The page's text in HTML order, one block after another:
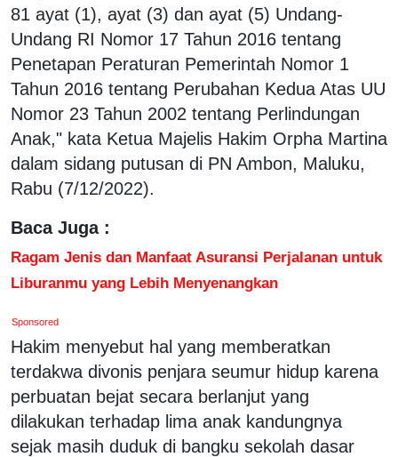
81 ayat (1), ayat (3) dan ayat (5) Undang-
Undang RI Nomor 17 Tahun 2016 tentang
Penetapan Peraturan Pemerintah Nomor 1
Tahun 2016 tentang Perubahan Kedua Atas UU
Nomor 23 Tahun 2002 tentang Perlindungan
Anak," kata Ketua Majelis Hakim Orpha Martina
dalam sidang putusan di PN Ambon, Maluku,
Rabu (7/12/2022).
Baca Juga :
Ragam Jenis dan Manfaat Asuransi Perjalanan untuk
Liburanmu yang Lebih Menyenangkan
Sponsored
Hakim menyebut hal yang memberatkan
terdakwa divonis penjara seumur hidup karena
perbuatan bejat secara berlanjut yang
dilakukan terhadap lima anak kandungnya
sejak masih duduk di bangku sekolah dasar